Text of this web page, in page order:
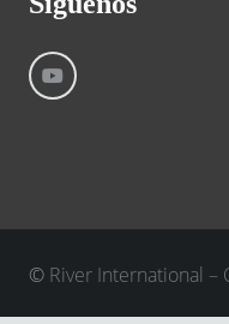
© River International –